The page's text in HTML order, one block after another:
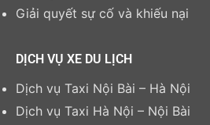
Giải quyết sự cố và khiếu nại
DỊCH VỤ XE DU LỊCH
Dịch vụ Taxi Nội Bài – Hà Nội
Dịch vụ Taxi Hà Nội – Nội Bài